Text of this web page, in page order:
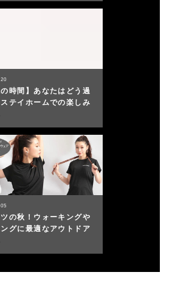
の時間】あなたはどう過
テイホームでの楽しみ
の秋！ウォーキングや
グに最適なアウトドア